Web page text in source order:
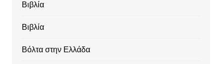
Βιβλία
Βιβλία
Βόλτα στην Ελλάδα